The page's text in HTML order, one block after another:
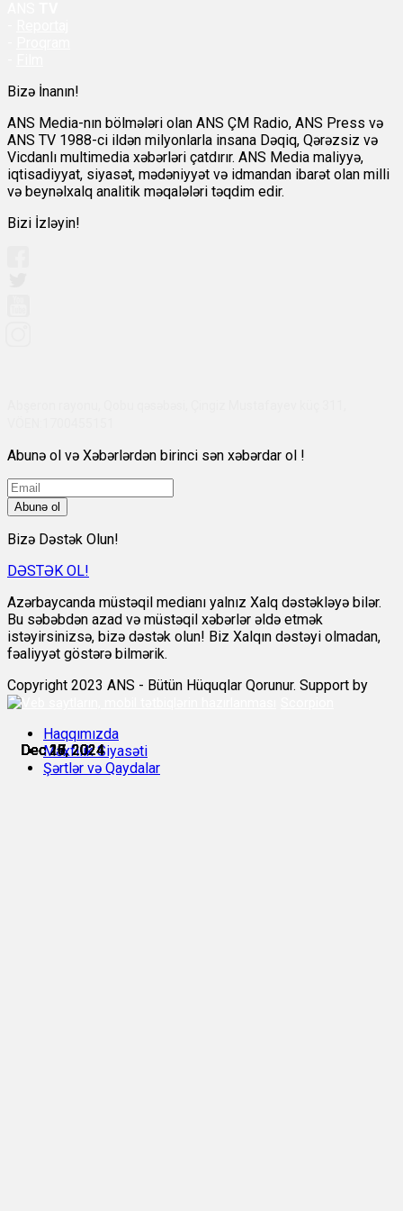
Dec 16, 2024
Dec 16, 2024
Dec 17, 2024
Dec 19, 2024
Dec 20, 2024
Dec 23, 2024
Bizə İnanın!
ANS Media-nın bölmələri olan ANS ÇM Radio, ANS Press və
ANS TV 1988-ci ildən milyonlarla insana Dəqiq, Qərəzsiz və
Vicdanlı multimedia xəbərləri çatdırır. ANS Media maliyyə,
iqtisadiyyat, siyasət, mədəniyyət və idmandan ibarət olan milli
və beynəlxalq analitik məqalələri təqdim edir.
Bizi İzləyin!
Abunə ol və Xəbərlərdən birinci sən xəbərdar ol !
Abunə ol
Bizə Dəstək Olun!
DƏSTƏK OL!
Azərbaycanda müstəqil medianı yalnız Xalq dəstəkləyə bilər.
Bu səbəbdən azad və müstəqil xəbərlər əldə etmək
istəyirsinizsə, bizə dəstək olun! Biz Xalqın dəstəyi olmadan,
fəaliyyət göstərə bilmərik.
Copyright 2023 ANS - Bütün Hüquqlar Qorunur. Support by
Haqqımızda
Məxfilik Siyasəti
Şərtlər və Qaydalar